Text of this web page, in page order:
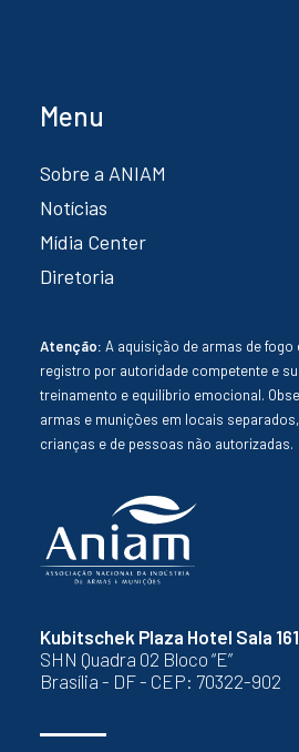
Kubitschek Plaza Hotel Sala 161
SHN Quadra 02 Bloco “E”
Brasília - DF - CEP: 70322-902
Menu
Sobre a ANIAM
Notícias
Mídia Center
Diretoria
Atenção: A aquisição de armas de fogo
registro por autoridade competente e
treinamento e equilíbrio emocional.
armas e munições em locais
crianças e de pessoas não autorizadas.